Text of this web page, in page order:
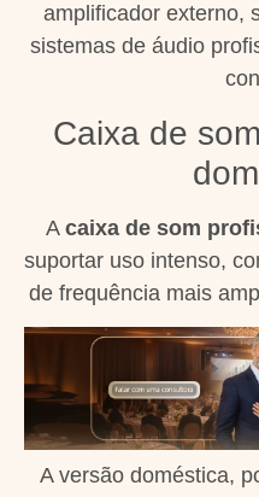
amplificador externo,
sistemas de áudio
Caixa de
A caixa de som
suportar uso intenso,
de frequência mais
A versão doméstica,